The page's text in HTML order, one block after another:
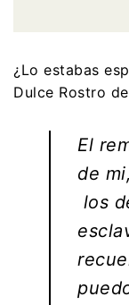
¿Lo estabas
Dulce Rostro
El
de
los